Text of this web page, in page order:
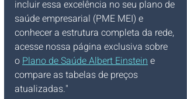
incluir essa excelência no seu plano de
saúde empresarial (PME MEI) e
conhecer a estrutura completa da rede,
acesse nossa página exclusiva sobre
o Plano de Saúde Albert Einstein e
compare as tabelas de preços
atualizadas."